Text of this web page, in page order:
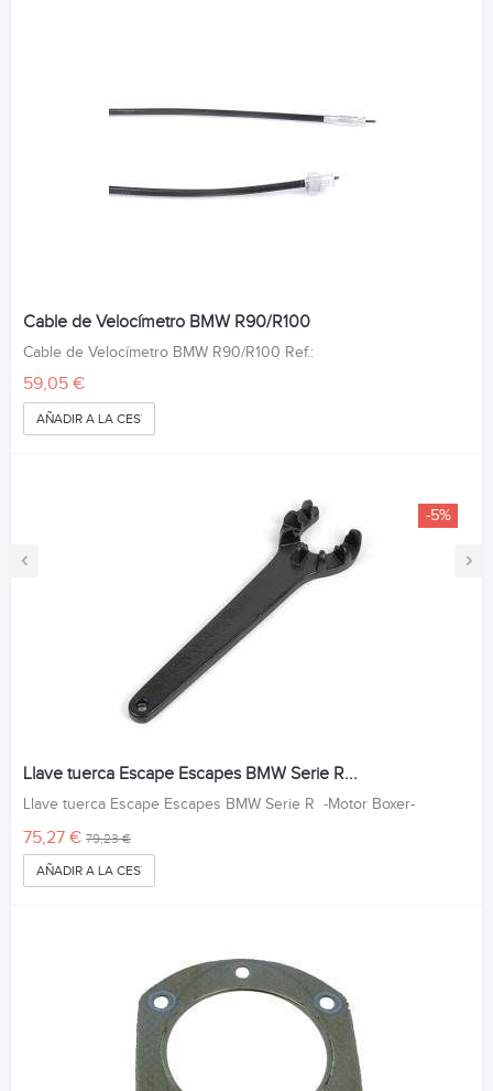
‹ ›
Cable de Velocímetro BMW R90/R100
Cable de Velocímetro BMW R90/R100 Ref.:
59,05 €
AÑADIR A LA CESTA
-5%
Llave tuerca Escape Escapes BMW Serie R...
Llave tuerca Escape Escapes BMW Serie R -Motor Boxer-
75,27 € 79,23 €
AÑADIR A LA CESTA